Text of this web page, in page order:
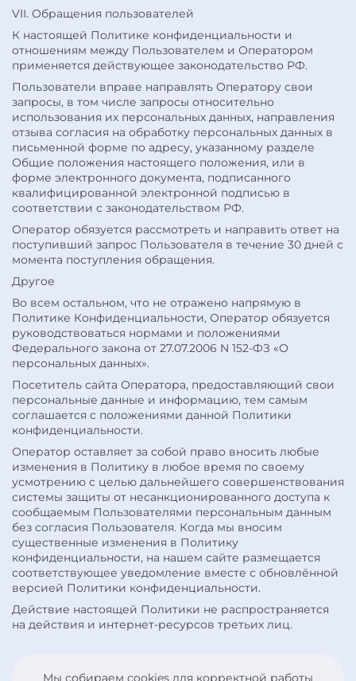
VII. Обращения пользователей
К настоящей Политике конфиденциальности и
отношениям между Пользователем и Оператором
применяется действующее законодательство РФ.
Пользователи вправе направлять Оператору свои
запросы, в том числе запросы относительно
использования их персональных данных, направления
отзыва согласия на обработку персональных данных в
письменной форме по адресу, указанному разделе
Общие положения настоящего положения, или в
форме электронного документа, подписанного
квалифицированной электронной подписью в
соответствии с законодательством РФ.
Оператор обязуется рассмотреть и направить ответ на
поступивший запрос Пользователя в течение 30 дней с
момента поступления обращения.
Другое
Во всем остальном, что не отражено напрямую в
Политике Конфиденциальности, Оператор обязуется
руководствоваться нормами и положениями
Федерального закона от 27.07.2006 N 152-ФЗ «О
персональных данных».
Посетитель сайта Оператора, предоставляющий свои
персональные данные и информацию, тем самым
соглашается с положениями данной Политики
конфиденциальности.
Оператор оставляет за собой право вносить любые
изменения в Политику в любое время по своему
усмотрению с целью дальнейшего совершенствования
системы защиты от несанкционированного доступа к
сообщаемым Пользователями персональным данным
без согласия Пользователя. Когда мы вносим
существенные изменения в Политику
конфиденциальности, на нашем сайте размещается
соответствующее уведомление вместе с обновлённой
версией Политики конфиденциальности.
Действие настоящей Политики не распространяется
на действия и интернет-ресурсов третьих лиц.
Мы собираем cookies для корректной работы